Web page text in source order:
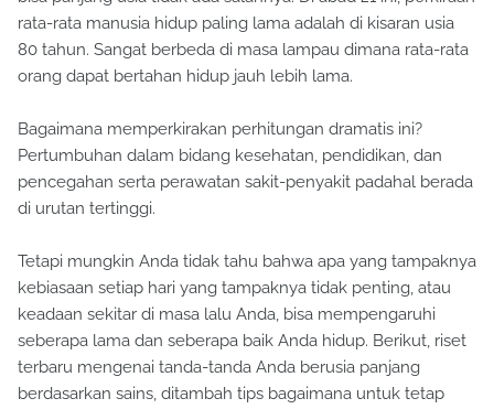
rata-rata manusia hidup paling lama adalah di kisaran usia
80 tahun. Sangat berbeda di masa lampau dimana rata-rata
orang dapat bertahan hidup jauh lebih lama.
Bagaimana memperkirakan perhitungan dramatis ini?
Pertumbuhan dalam bidang kesehatan, pendidikan, dan
pencegahan serta perawatan sakit-penyakit padahal berada
di urutan tertinggi.
Tetapi mungkin Anda tidak tahu bahwa apa yang tampaknya
kebiasaan setiap hari yang tampaknya tidak penting, atau
keadaan sekitar di masa lalu Anda, bisa mempengaruhi
seberapa lama dan seberapa baik Anda hidup. Berikut, riset
terbaru mengenai tanda-tanda Anda berusia panjang
berdasarkan sains, ditambah tips bagaimana untuk tetap